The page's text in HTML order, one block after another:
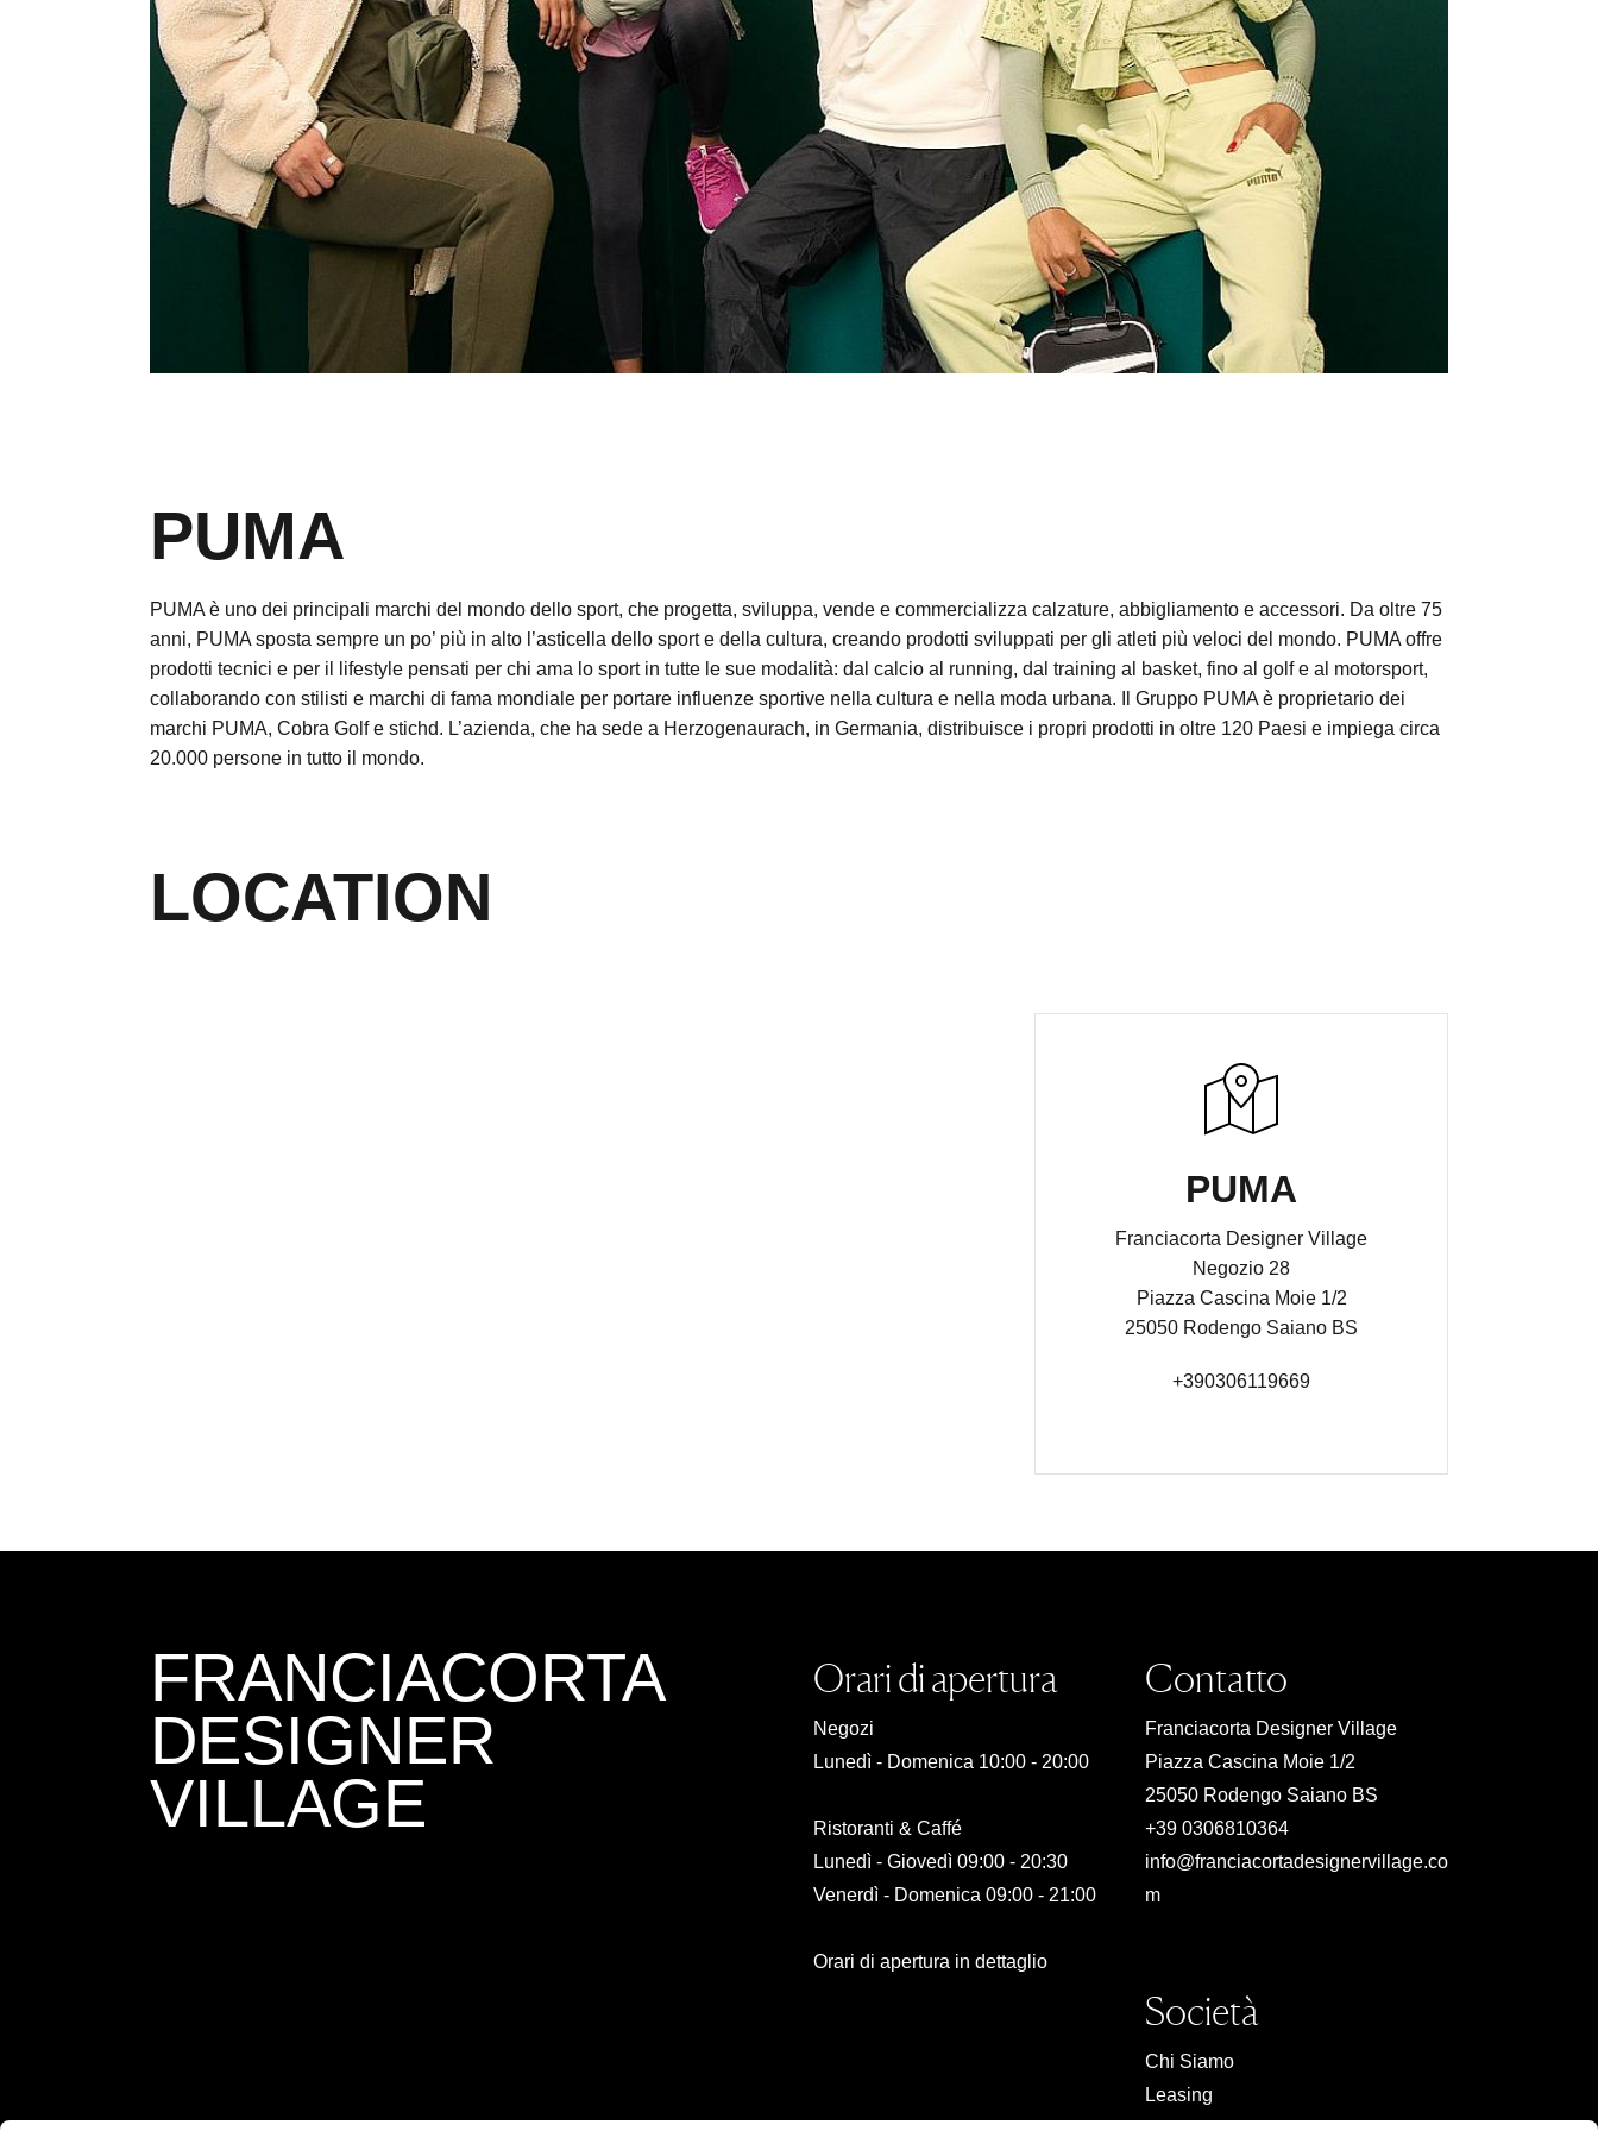
PUMA
PUMA è uno dei principali marchi del mondo dello sport, che progetta, sviluppa, vende e commercializza calzature, abbigliamento e accessori. Da oltre 75
anni, PUMA sposta sempre un po’ più in alto l’asticella dello sport e della cultura, creando prodotti sviluppati per gli atleti più veloci del mondo. PUMA offre
prodotti tecnici e per il lifestyle pensati per chi ama lo sport in tutte le sue modalità: dal calcio al running, dal training al basket, fino al golf e al motorsport,
collaborando con stilisti e marchi di fama mondiale per portare influenze sportive nella cultura e nella moda urbana. Il Gruppo PUMA è proprietario dei
marchi PUMA, Cobra Golf e stichd. L’azienda, che ha sede a Herzogenaurach, in Germania, distribuisce i propri prodotti in oltre 120 Paesi e impiega circa
20.000 persone in tutto il mondo.
LOCATION
PUMA
Franciacorta Designer Village
Negozio 28
Piazza Cascina Moie 1/2
25050 Rodengo Saiano BS
+390306119669
FRANCIACORTA
DESIGNER
VILLAGE
Orari di apertura
Negozi
Lunedì - Domenica 10:00 - 20:00
Ristoranti & Caffé
Lunedì - Giovedì 09:00 - 20:30
Venerdì - Domenica 09:00 - 21:00
Orari di apertura in dettaglio
Contatto
Franciacorta Designer Village
Piazza Cascina Moie 1/2
25050 Rodengo Saiano BS
+39 0306810364
info@franciacortadesignervillage.co
m
Società
Chi Siamo
Leasing